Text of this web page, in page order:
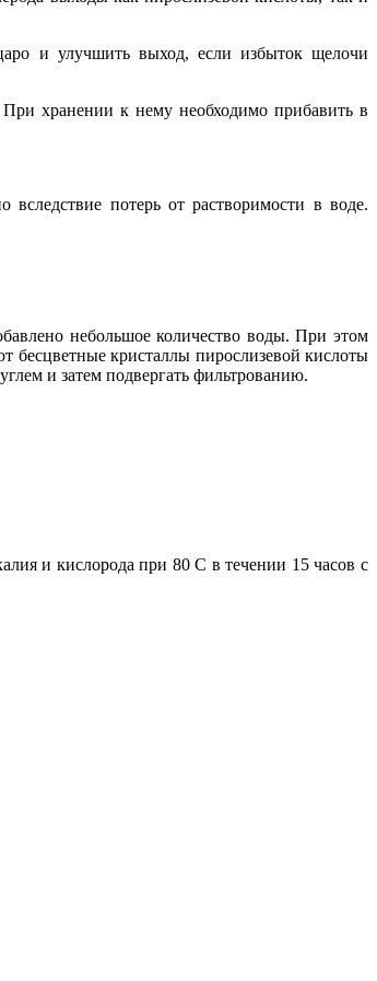
и улучшить выход, если избыток щелочи
хранении к нему необходимо прибавить в
потерь от растворимости в воде.
небольшое количество воды. При этом
бесцветные кристаллы пирослизевой кислоты
и затем подвергать фильтрованию.
и кислорода при 80 С в течении 15 часов с